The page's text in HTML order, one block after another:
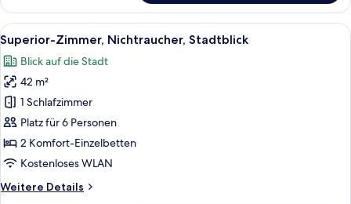
Zimmer,
Nichtraucher,
Buchtblick
Alle
Fotos
für
Superior-
Zimmer,
Nichtraucher,
Stadtblick
anzeigen
Ein Hotelzimmer mit großem
5
Superior-Zimmer, Nichtraucher, Stadtblick
Blick auf die Stadt
42 m²
1 Schlafzimmer
Platz für 6 Personen
2 Komfort-Einzelbetten
Kostenloses WLAN
Weitere Details
Weitere